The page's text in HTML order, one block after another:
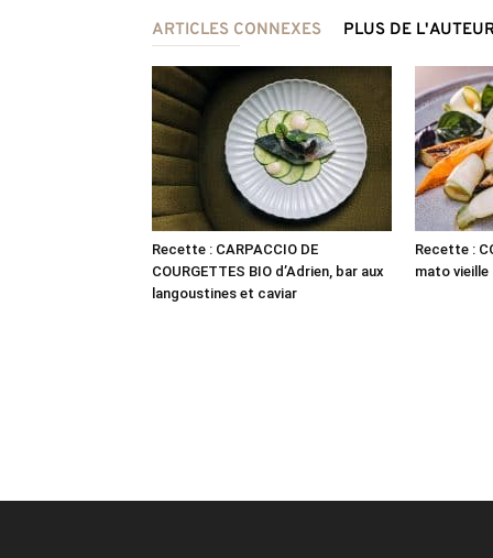
ARTICLES CONNEXES PLUS DE
Recette : CARPACCIO DE
COURGETTES BIO d’Adrien, bar aux
langoustines et caviar
Recette :
mato